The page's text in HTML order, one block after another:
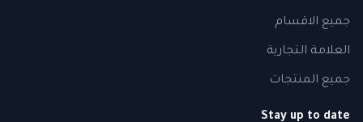
جميع الاقسام
العلامة التجارية
جميع المنتجات
Stay up to date